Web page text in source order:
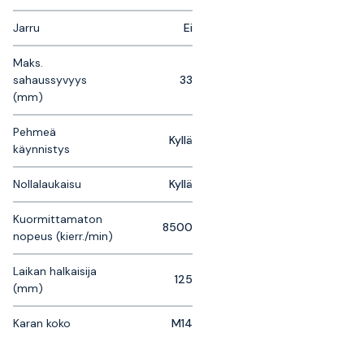
Jarru Ei
Maks.
sahaussyvyys
(mm)
33
Pehmeä
käynnistys
Kyllä
Nollalaukaisu Kyllä
Kuormittamaton
nopeus (kierr./min)
8500
Laikan halkaisija
(mm)
125
Karan koko M14